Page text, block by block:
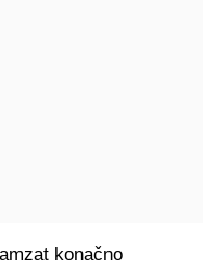
konačno